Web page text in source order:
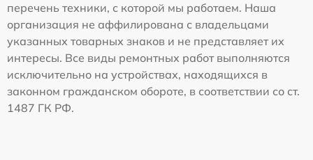
перечень техники, с которой мы работаем. Наша
организация не аффилирована с владельцами
указанных товарных знаков и не представляет их
интересы. Все виды ремонтных работ выполняются
исключительно на устройствах, находящихся в
законном гражданском обороте, в соответствии со ст.
1487 ГК РФ.